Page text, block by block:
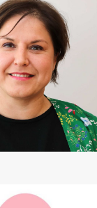
03 89 64 84 03